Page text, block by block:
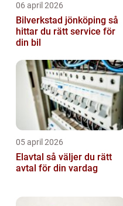
06 april 2026
Bilverkstad jönköping så
hittar du rätt service för
din bil
05 april 2026
Elavtal så väljer du rätt
avtal för din vardag